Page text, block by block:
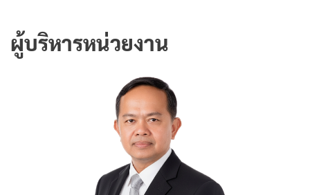
ผู้บริหารหน่วยงาน